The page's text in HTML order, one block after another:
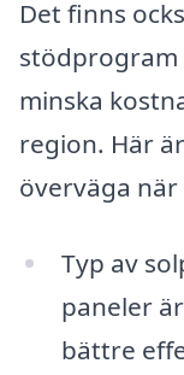
Det finns
stödprogram
minska
region. Här
överväga
Typ av
paneler
bättre